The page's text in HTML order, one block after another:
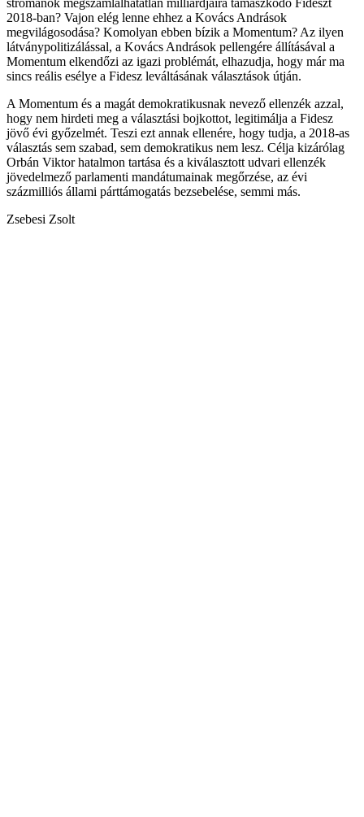
2018-ban? Vajon elég lenne ehhez a Kovács Andrások
megvilágosodása? Komolyan ebben bízik a Momentum? Az ilyen
látványpolitizálással, a Kovács Andrások pellengére állításával a
Momentum elkendőzi az igazi problémát, elhazudja, hogy már ma
sincs reális esélye a Fidesz leváltásának választások útján.
A Momentum és a magát demokratikusnak nevező ellenzék azzal,
hogy nem hirdeti meg a választási bojkottot, legitimálja a Fidesz
jövő évi győzelmét. Teszi ezt annak ellenére, hogy tudja, a 2018-as
választás sem szabad, sem demokratikus nem lesz. Célja kizárólag
Orbán Viktor hatalmon tartása és a kiválasztott udvari ellenzék
jövedelmező parlamenti mandátumainak megőrzése, az évi
százmilliós állami párttámogatás bezsebelése, semmi más.
Zsebesi Zsolt